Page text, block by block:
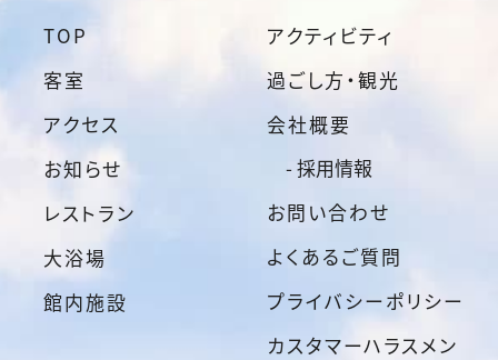
TOP
客室
アクセス
お知らせ
レストラン
大浴場
館内施設
アクティビティ
過ごし方・観光
会社概要
- 採用情報
お問い合わせ
よくあるご質問
プライバシーポリシー
カスタマーハラスメン